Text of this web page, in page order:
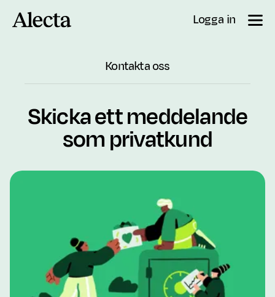
Logga in
Kontakta oss
Skicka ett meddelande
som privatkund